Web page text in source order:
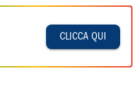
CLICCA QUI